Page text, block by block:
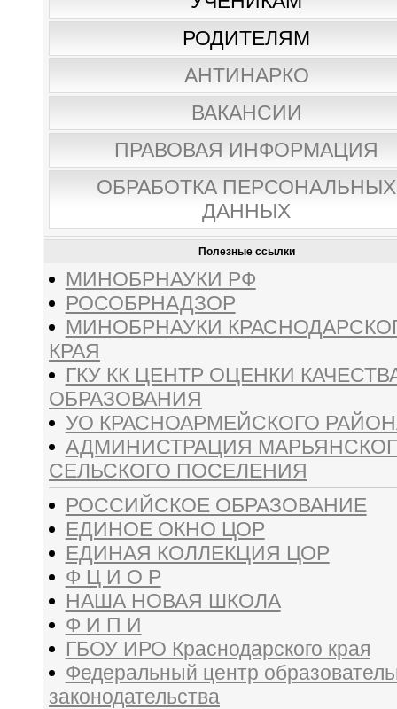
РОДИТЕЛЯМ
АНТИНАРКО
ВАКАНСИИ
ПРАВОВАЯ ИНФОРМАЦИЯ
ОБРАБОТКА ПЕРСОНАЛЬНЫХ
ДАННЫХ
Полезные ссылки
МИНОБРНАУКИ РФ
РОСОБРНАДЗОР
МИНОБРНАУКИ
КРАЯ
ГКУ КК ЦЕНТР ОЦЕНКИ
ОБРАЗОВАНИЯ
УО КРАСНОАРМЕЙСКОГО
АДМИНИСТРАЦИЯ
СЕЛЬСКОГО ПОСЕЛЕНИЯ
РОССИЙСКОЕ ОБРАЗОВАНИЕ
ЕДИНОЕ ОКНО ЦОР
ЕДИНАЯ КОЛЛЕКЦИЯ ЦОР
Ф Ц И О Р
НАША НОВАЯ ШКОЛА
Ф И П И
ГБОУ ИРО Краснодарского края
Федеральный центр
законодательства